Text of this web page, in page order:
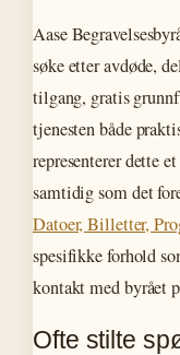
Aase
søke etter avdøde,
tilgang, gratis
tjenesten både
representerer dette
samtidig som det
Datoer, Billetter,
spesifikke forhold
kontakt med byrået
Ofte stilte